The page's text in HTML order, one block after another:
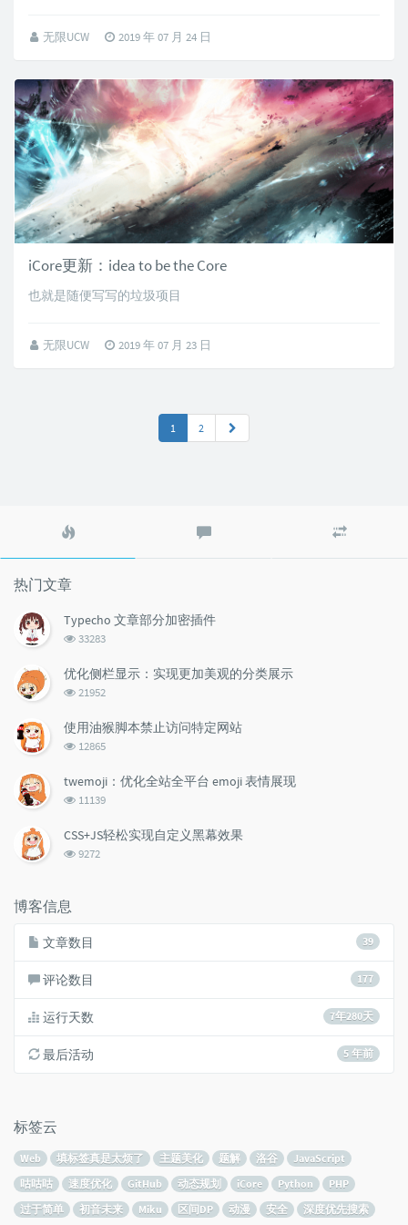
无限UCW 2019 年 07 月 24 日
iCore更新：idea to be the Core
也就是随便写写的垃圾项目
无限UCW 2019 年 07 月 23 日
1 2
文
评
文
热门文章
Typecho 文章部分加密插件
浏
次
数:
33283
优化侧栏显示：实现更加美观的分类展示
浏
次
数:
21952
使用油猴脚本禁止访问特定网站
浏
次
12865
twemoji：优化全站全平台 emoji 表情展现
浏
次
11139
CSS+JS轻松实现自定义黑幕效果
浏
9272
博客信息
39
文章数目
177
评论数目
7年280天
运行天数
5 年前
最后活动
标签云
Web 填标签真是太烦了 主题美化 题解 洛谷
JavaScript
咕咕咕
速度优化 GitHub 动态规划 iCore Python
PHP
过于简单
初音未来 Miku 区间DP 动漫 安全 深度优先搜索